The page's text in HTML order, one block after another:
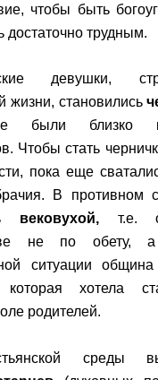
чтобы быть
достаточно трудным.
девушки,
жизни, становились
были близко
Чтобы стать
пока еще
В противном
вековухой,т.е.
не по обету,
ситуации
которая хотела
родителей.
среды